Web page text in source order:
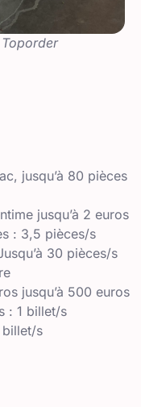
jusqu’à 80 pièces
jusqu’à 2 euros
: 3,5 pièces/s
30 pièces/s
jusqu’à 500 euros
: 1 billet/s
billet/s